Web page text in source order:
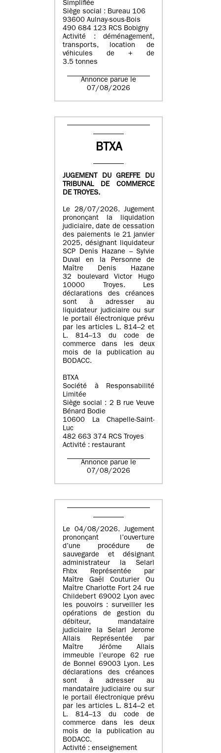
Simplifiée
Siège social : Bureau 106
93600 Aulnay-sous-Bois
490 684 123 RCS Bobigny
Activité : déménagement,
transports, location de
véhicules de + de
3.5 tonnes
Annonce parue le
07/08/2026
BTXA
JUGEMENT DU GREFFE DU
TRIBUNAL DE COMMERCE
DE TROYES.
Le 28/07/2026. Jugement
prononçant la liquidation
judiciaire, date de cessation
des paiements le 21 janvier
2025, désignant liquidateur
SCP Denis Hazane – Sylvie
Duval en la Personne de
Maître Denis Hazane
32 boulevard Victor Hugo
10000 Troyes. Les
déclarations des créances
sont à adresser au
liquidateur judiciaire ou sur
le portail électronique prévu
par les articles L. 814–2 et
L. 814–13 du code de
commerce dans les deux
mois de la publication au
BODACC.
BTXA
Société à Responsabilité
Limitée
Siège social : 2 B rue Veuve
Bénard Bodie
10600 La Chapelle-Saint-
Luc
482 663 374 RCS Troyes
Activité : restaurant
Annonce parue le
07/08/2026
Le 04/08/2026. Jugement
prononçant l’ouverture
d’une procédure de
sauvegarde et désignant
administrateur la Selarl
Fhbx Représentée par
Maître Gaël Couturier Ou
Maître Charlotte Fort 24 rue
Childebert 69002 Lyon avec
les pouvoirs : surveiller les
opérations de gestion du
débiteur, mandataire
judiciaire la Selarl Jerome
Allais Représentée par
Maître Jérôme Allais
immeuble l’europe 62 rue
de Bonnel 69003 Lyon. Les
déclarations des créances
sont à adresser au
mandataire judiciaire ou sur
le portail électronique prévu
par les articles L. 814–2 et
L. 814–13 du code de
commerce dans les deux
mois de la publication au
BODACC.
Activité : enseignement